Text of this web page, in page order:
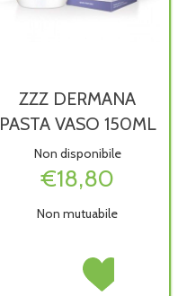
ZZZ DERMANA
PASTA VASO 150ML
Non disponibile
€18,80
Non mutuabile
DERMANA
Acquista ZZZ
DERMANA